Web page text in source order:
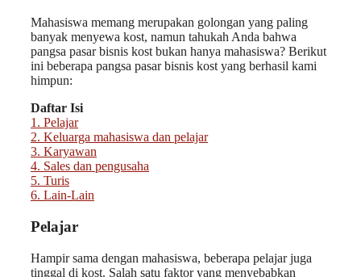
Mahasiswa memang merupakan golongan yang paling
banyak menyewa kost, namun tahukah Anda bahwa
pangsa pasar bisnis kost bukan hanya mahasiswa? Berikut
ini beberapa pangsa pasar bisnis kost yang berhasil kami
himpun:
Daftar Isi
1. Pelajar
2. Keluarga mahasiswa dan pelajar
3. Karyawan
4. Sales dan pengusaha
5. Turis
6. Lain-Lain
Pelajar
Hampir sama dengan mahasiswa, beberapa pelajar juga
tinggal di kost. Salah satu faktor yang menyebabkan